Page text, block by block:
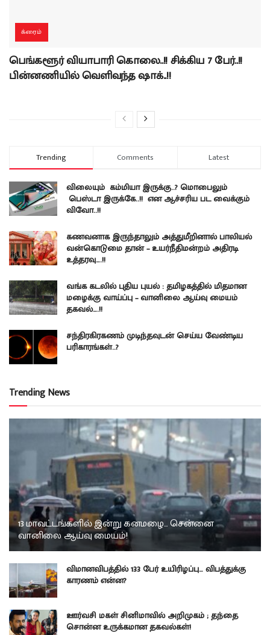
க்ரைம்
பெங்களூர் வியாபாரி கொலை..!! சிக்கிய 7 பேர்..!!
பின்னணியில் வெளிவந்த ஷாக்..!!
Trending Comments Latest
விலையும் கம்மியா இருக்கு..? மொபைலும்
பெஸ்டா இருக்கே..!! என ஆச்சரிய பட வைக்கும்
விவோ..!!
கணவனாக இருந்தாலும் அத்துமீறினால் பாலியல்
வன்கொடுமை தான் – உயர்நீதிமன்றம் அதிரடி
உத்தரவு….!!
வங்க கடலில் புதிய புயல் : தமிழகத்தில் மிதமான
மழைக்கு வாய்ப்பு – வானிலை ஆய்வு மையம்
தகவல்….!!
சந்திரகிரகணம் முடிந்தவுடன் செய்ய வேண்டிய
பரிகாரங்கள்..?
Trending News
13 மாவட்டங்களில் இன்று கனமழை… சென்னை
வானிலை ஆய்வு மையம்!
விமானவிபத்தில் 133 பேர் உயிரிழப்பு… விபத்துக்கு
காரணம் என்ன?
ஊர்வசி மகள் சினிமாவில் அறிமுகம் ; தந்தை
சொன்ன உருக்கமான தகவல்கள்!